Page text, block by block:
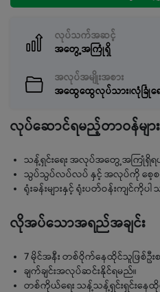
လုပ်သက်အဆင့်
အတွေ့အကြုံရှိ
အလုပ်အမျိုးအစား
အထွေထွေလုပ်သား၊လုံခြုံရ
လုပ်ဆောင်ရမည့်တာဝန်များ
သန့်ရှင်းရေး အလုပ်အတွေ့အကြုံရှိရပ
သွပ်သွပ်လပ်လပ် နှင့် အလုပ်ကို စေ့စပ်
ရုံးခန်းများနှင့် ရုံးပတ်ဝန်းကျင်ကို
လိုအပ်သောအရည်အချင်း
7 မိုင်အနီး တစ်ဝိုက်နေထိုင်သူဖြစ်ဦးစ
ချက်ချင်းအလုပ်ဆင်းနိုင်ရမည်။
တစ်ကိုယ်ရေး သန့်သန့်ရှင်းရှင်းနေ